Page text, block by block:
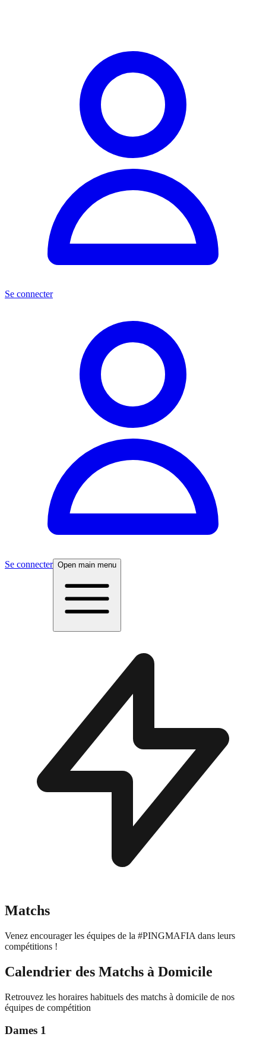
Se connecter
Se connecter Open main menu
Matchs
Venez encourager les équipes de la #PINGMAFIA dans leurs
compétitions !
Calendrier des Matchs à Domicile
Retrouvez les horaires habituels des matchs à domicile de nos
équipes de compétition
Dames 1